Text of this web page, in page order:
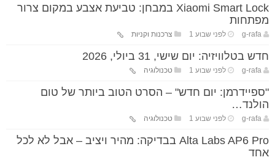
Xiaomi Smart Lock במבחן: טביעת אצבע במקום צרור
מפתחות
g-rafa לפני שבוע 1 צרכנות וקניות
חדש בטלוויזיה: יום שישי, 31 ביולי, 2026
g-rafa לפני שבוע 1 טכנולוגיה
"ספיידרמן: יום חדש" – הסרט הטוב ביותר של טום
הולנד…
g-rafa לפני שבוע 1 טכנולוגיה
Alta Labs AP6 Pro בבדיקה: מהיר ויציב – אבל לא לכל
אחד